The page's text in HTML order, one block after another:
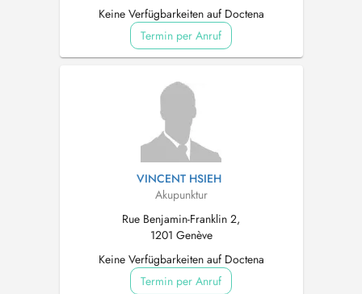
Keine Verfügbarkeiten auf Doctena
Termin per Anruf
VINCENT HSIEH
Akupunktur
Rue Benjamin-Franklin 2,
1201 Genève
Keine Verfügbarkeiten auf Doctena
Termin per Anruf